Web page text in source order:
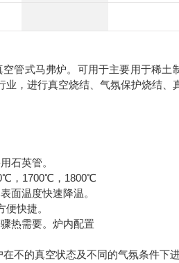
管式马弗炉。可用于主要用于稀土
，进行真空烧结、气氛保护烧结
石英管。
，1700℃，1800℃
面温度快速降温。
快捷。
热需要。炉内配置
不的真空状态及不同的气氛条件下进